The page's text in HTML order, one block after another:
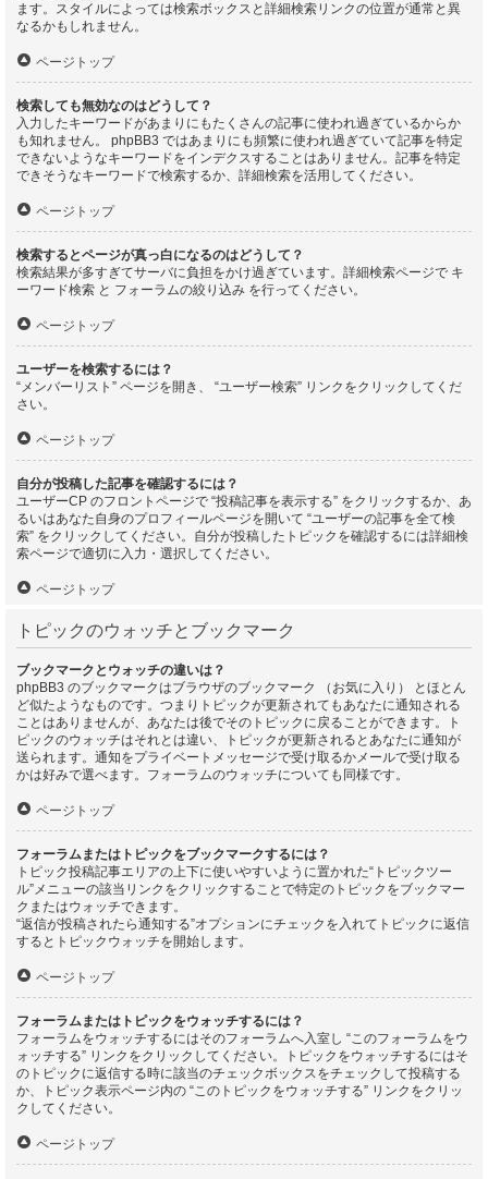
ます。スタイルによっては検索ボックスと詳細検索リンクの位置が通常と異
なるかもしれません。
ページトップ
検索しても無効なのはどうして？
入力したキーワードがあまりにもたくさんの記事に使われ過ぎているからか
も知れません。 phpBB3 ではあまりにも頻繁に使われ過ぎていて記事を特定
できないようなキーワードをインデクスすることはありません。記事を特定
できそうなキーワードで検索するか、詳細検索を活用してください。
ページトップ
検索するとページが真っ白になるのはどうして？
検索結果が多すぎてサーバに負担をかけ過ぎています。詳細検索ページで キ
ーワード検索 と フォーラムの絞り込み を行ってください。
ページトップ
ユーザーを検索するには？
“メンバーリスト” ページを開き、 “ユーザー検索” リンクをクリックしてくだ
さい。
ページトップ
自分が投稿した記事を確認するには？
ユーザーCP のフロントページで “投稿記事を表示する” をクリックするか、あ
るいはあなた自身のプロフィールページを開いて “ユーザーの記事を全て検
索” をクリックしてください。自分が投稿したトピックを確認するには詳細検
索ページで適切に入力・選択してください。
ページトップ
トピックのウォッチとブックマーク
ブックマークとウォッチの違いは？
phpBB3 のブックマークはブラウザのブックマーク （お気に入り） とほとん
ど似たようなものです。つまりトピックが更新されてもあなたに通知される
ことはありませんが、あなたは後でそのトピックに戻ることができます。ト
ピックのウォッチはそれとは違い、トピックが更新されるとあなたに通知が
送られます。通知をプライベートメッセージで受け取るかメールで受け取る
かは好みで選べます。フォーラムのウォッチについても同様です。
ページトップ
フォーラムまたはトピックをブックマークするには？
トピック投稿記事エリアの上下に使いやすいように置かれた“トピックツー
ル”メニューの該当リンクをクリックすることで特定のトピックをブックマー
クまたはウォッチできます。
“返信が投稿されたら通知する”オプションにチェックを入れてトピックに返信
するとトピックウォッチを開始します。
ページトップ
フォーラムまたはトピックをウォッチするには？
フォーラムをウォッチするにはそのフォーラムへ入室し “このフォーラムをウ
ォッチする” リンクをクリックしてください。トピックをウォッチするにはそ
のトピックに返信する時に該当のチェックボックスをチェックして投稿する
か、トピック表示ページ内の “このトピックをウォッチする” リンクをクリッ
クしてください。
ページトップ